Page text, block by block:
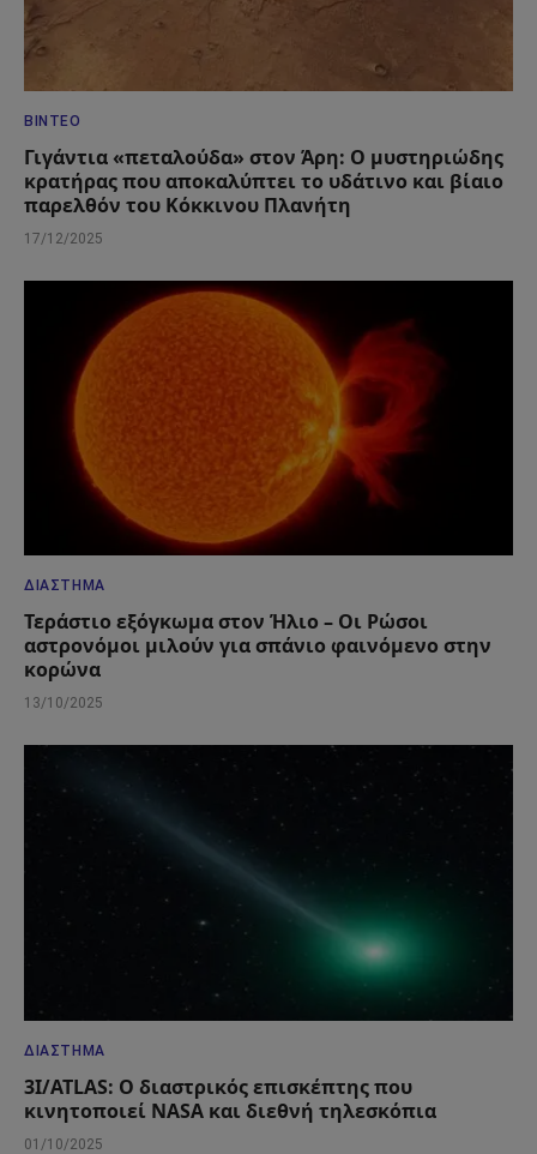
ΒΊΝΤΕΟ
Γιγάντια «πεταλούδα» στον Άρη: Ο μυστηριώδης
κρατήρας που αποκαλύπτει το υδάτινο και βίαιο
παρελθόν του Κόκκινου Πλανήτη
17/12/2025
ΔΙΆΣΤΗΜΑ
Τεράστιο εξόγκωμα στον Ήλιο – Οι Ρώσοι
αστρονόμοι μιλούν για σπάνιο φαινόμενο στην
κορώνα
13/10/2025
ΔΙΆΣΤΗΜΑ
3I/ATLAS: Ο διαστρικός επισκέπτης που
κινητοποιεί NASA και διεθνή τηλεσκόπια
01/10/2025